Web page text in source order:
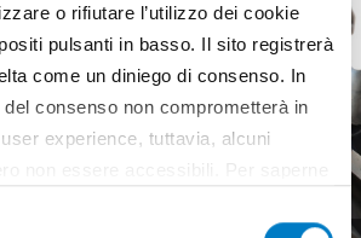
o rifiutare l’utilizzo dei cookie
pulsanti in basso. Il sito registrerà
come un diniego di consenso. In
consenso non comprometterà in
experience, tuttavia, alcuni
solamente di alcuni di essi, ti